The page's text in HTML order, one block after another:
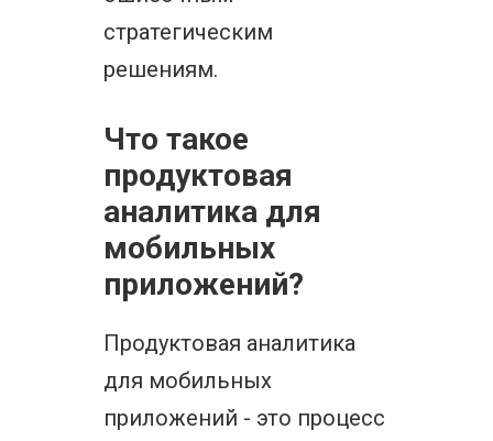
стратегическим
решениям.
Что такое
продуктовая
аналитика для
мобильных
приложений?
Продуктовая аналитика
для мобильных
приложений - это процесс